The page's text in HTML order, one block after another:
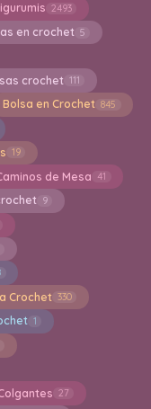
2493
en crochet 5
crochet 111
Bolsa en Crochet 845
19
de Mesa 41
9
Crochet 330
1
27